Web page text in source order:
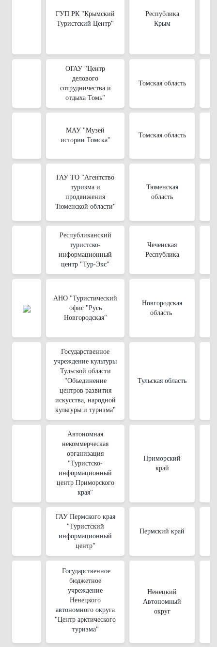
ГУП РК "Крымский
Туристский Центр"
Республика
Крым
ОГАУ "Центр
делового
сотрудничества и
отдыха Томь"
Томская область
МАУ "Музей
истории Томска"
Томская область
ГАУ ТО "Агентство
туризма и
продвижения
Тюменской области"
Тюменская
область
Республиканский
туристско-
информационный
центр "Тур-Экс"
Чеченская
Республика
АНО "Туристический
офис "Русь
Новгородская"
Новгородская
область
Государственное
учреждение культуры
Тульской области
"Объединение
центров развития
искусства, народной
культуры и туризма"
Тульская область
Автономная
некоммерческая
организация
"Туристско-
информационный
центр Приморского
края"
Приморский
край
ГАУ Пермского края
"Туристский
информационный
центр"
Пермский край
Государственное
бюджетное
учреждение
Ненецкого
автономного округа
"Центр арктического
туризма"
Ненецкий
Автономный
округ